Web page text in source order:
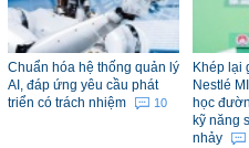
Chuẩn hóa hệ thống quản lý
AI, đáp ứng yêu cầu phát
triển có trách nhiệm
10
Khép lại
Nestlé
học
kỹ năng
nhảy